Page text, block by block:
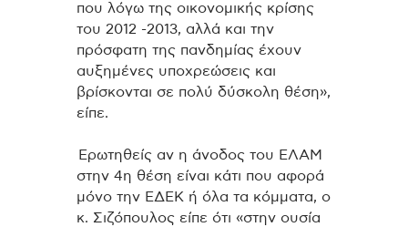
που λόγω της οικονομικής κρίσης
του 2012 -2013, αλλά και την
πρόσφατη της πανδημίας έχουν
αυξημένες υποχρεώσεις και
βρίσκονται σε πολύ δύσκολη θέση»,
είπε.
Ερωτηθείς αν η άνοδος του ΕΛΑΜ
στην 4η θέση είναι κάτι που αφορά
μόνο την ΕΔΕΚ ή όλα τα κόμματα, ο
κ. Σιζόπουλος είπε ότι «στην ουσία